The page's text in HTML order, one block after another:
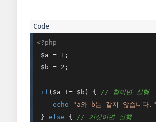
<?php
$a = 1 ;
$b = 2 ;
if ($a != $b) {
// 참이면 실행
echo
"a와 b는 같지 않습니다."
} else {
// 거짓이면 실행